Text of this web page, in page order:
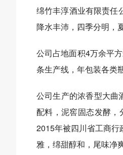
绵竹丰淳酒业有限责任
降水丰沛，四季分明，
公司占地面积4万余平
条生产线，年包装各类
公司生产的浓香型大曲
配料，泥窖固态发酵，
2015年被四川省工商行
雅，绵甜醇和，尾味净